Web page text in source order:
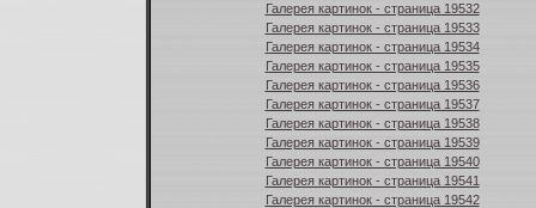
Галерея картинок - страница 19532
Галерея картинок - страница 19533
Галерея картинок - страница 19534
Галерея картинок - страница 19535
Галерея картинок - страница 19536
Галерея картинок - страница 19537
Галерея картинок - страница 19538
Галерея картинок - страница 19539
Галерея картинок - страница 19540
Галерея картинок - страница 19541
Галерея картинок - страница 19542